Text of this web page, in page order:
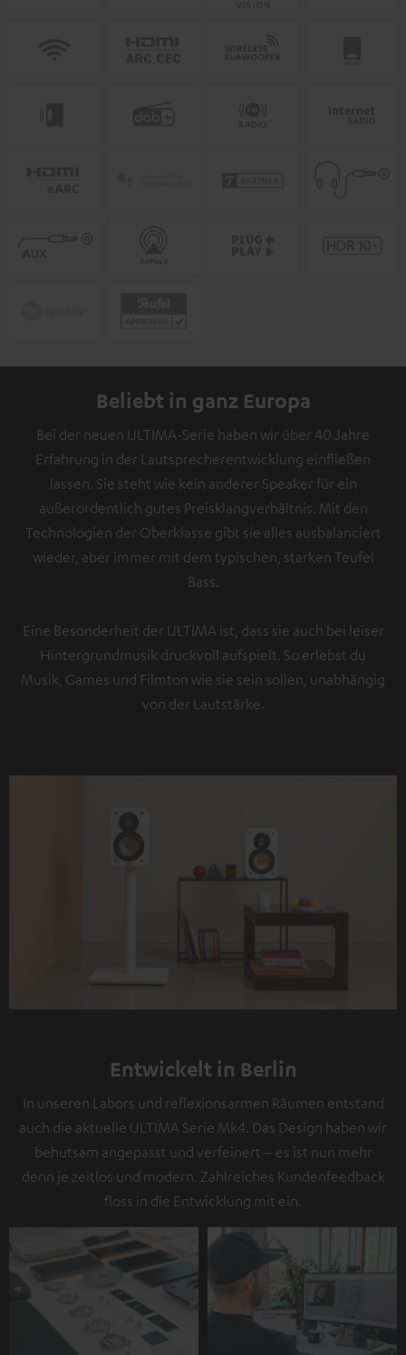
Beliebt in ganz Europa
Bei der neuen ULTIMA-Serie haben wir über 40 Jahre
Erfahrung in der Lautsprecherentwicklung einfließen
lassen. Sie steht wie kein anderer Speaker für ein
außerordentlich gutes Preisklangverhältnis. Mit den
Technologien der Oberklasse gibt sie alles ausbalanciert
wieder, aber immer mit dem typischen, starken Teufel
Bass.
Eine Besonderheit der ULTIMA ist, dass sie auch bei leiser
Hintergrundmusik druckvoll aufspielt. So erlebst du
Musik, Games und Filmton wie sie sein sollen, unabhängig
von der Lautstärke.
Entwickelt in Berlin
In unseren Labors und reflexionsarmen Räumen entstand
auch die aktuelle ULTIMA Serie Mk4. Das Design haben wir
behutsam angepasst und verfeinert – es ist nun mehr
denn je zeitlos und modern. Zahlreiches Kundenfeedback
floss in die Entwicklung mit ein.